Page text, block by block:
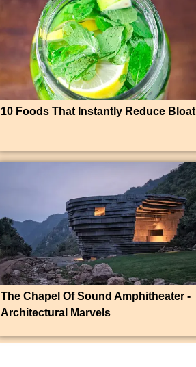
10 Foods That Instantly Reduce Bloat
The Chapel Of Sound Amphitheater -
Architectural Marvels